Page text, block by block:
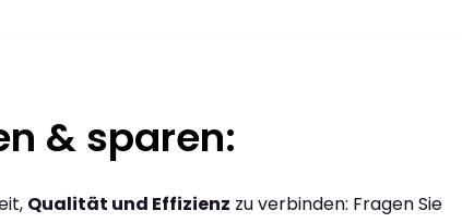
& sparen:
Qualität und Effizienz zu verbinden: Fragen Sie